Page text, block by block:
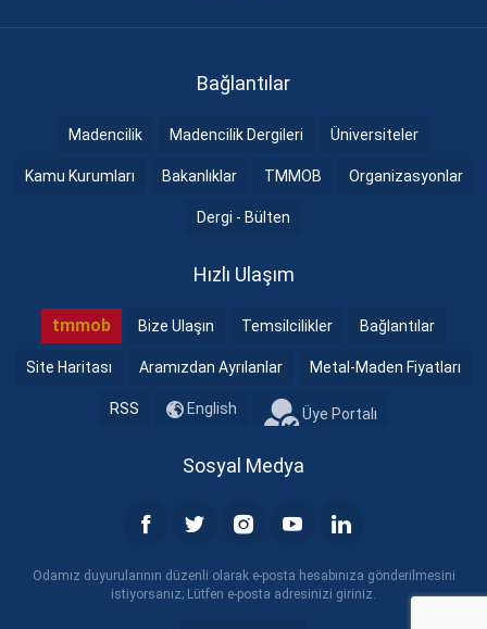
Bağlantılar
Madencilik Madencilik Dergileri Üniversiteler
Kamu Kurumları Bakanlıklar TMMOB Organizasyonlar
Dergi - Bülten
Hızlı Ulaşım
tmmob Bize Ulaşın Temsilcilikler Bağlantılar
Site Haritası Aramızdan Ayrılanlar Metal-Maden Fiyatları
RSS English Üye Portalı
Sosyal Medya
Odamız duyurularının düzenli olarak e-posta hesabınıza gönderilmesini
istiyorsanız; Lütfen e-posta adresinizi giriniz.